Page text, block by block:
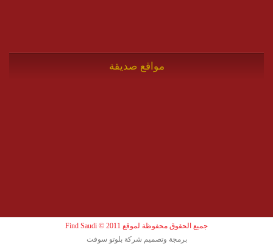
مواقع صديقة
جميع الحقوق محفوظة لموقع Find Saudi © 2011
برمجة وتصميم شركة بلوتو سوفت